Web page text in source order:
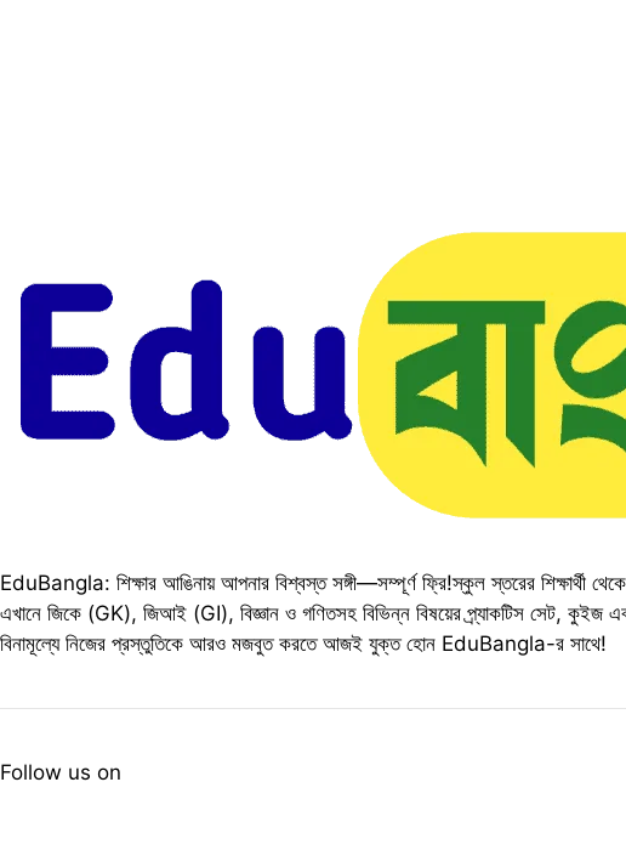
EduBangla: শিক্ষার আঙিনায় আপনার বিশ্বস্ত সঙ্গী—সম্পূর্ণ ফ্রি!স্কুল স্তরের শিক্ষার্থী
এখানে জিকে (GK), জিআই (GI), বিজ্ঞান ও গণিতসহ বিভিন্ন বিষয়ের প্র্যাকটিস সেট, কুইজ
বিনামূল্যে নিজের প্রস্তুতিকে আরও মজবুত করতে আজই যুক্ত হোন EduBangla-র সাথে!
Follow us on